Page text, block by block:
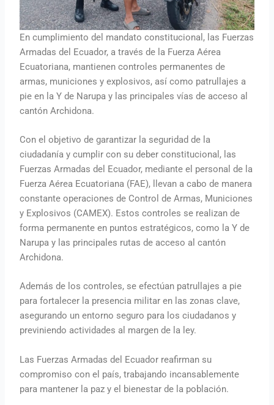
En cumplimiento del mandato constitucional, las Fuerzas
Armadas del Ecuador, a través de la Fuerza Aérea
Ecuatoriana, mantienen controles permanentes de
armas, municiones y explosivos, así como patrullajes a
pie en la Y de Narupa y las principales vías de acceso al
cantón Archidona.
Con el objetivo de garantizar la seguridad de la
ciudadanía y cumplir con su deber constitucional, las
Fuerzas Armadas del Ecuador, mediante el personal de la
Fuerza Aérea Ecuatoriana (FAE), llevan a cabo de manera
constante operaciones de Control de Armas, Municiones
y Explosivos (CAMEX). Estos controles se realizan de
forma permanente en puntos estratégicos, como la Y de
Narupa y las principales rutas de acceso al cantón
Archidona.
Además de los controles, se efectúan patrullajes a pie
para fortalecer la presencia militar en las zonas clave,
asegurando un entorno seguro para los ciudadanos y
previniendo actividades al margen de la ley.
Las Fuerzas Armadas del Ecuador reafirman su
compromiso con el país, trabajando incansablemente
para mantener la paz y el bienestar de la población.